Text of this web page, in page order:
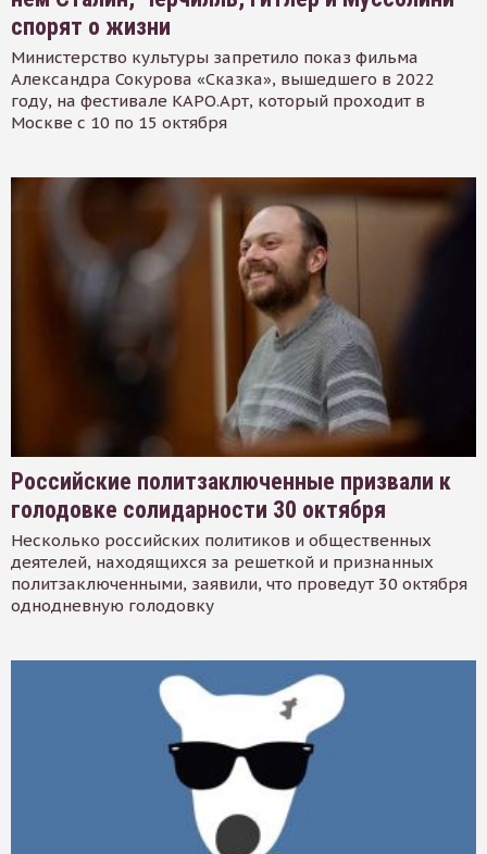
спорят о жизни
Министерство культуры запретило показ фильма
Александра Сокурова «Сказка», вышедшего в 2022
году, на фестивале КАРО.Арт, который проходит в
Москве с 10 по 15 октября
Российские политзаключенные призвали к
голодовке солидарности 30 октября
Несколько российских политиков и общественных
деятелей, находящихся за решеткой и признанных
политзаключенными, заявили, что проведут 30 октября
однодневную голодовку